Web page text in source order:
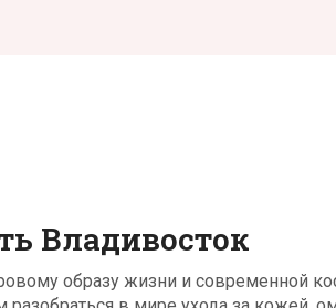
Владивосток
образу жизни и современной